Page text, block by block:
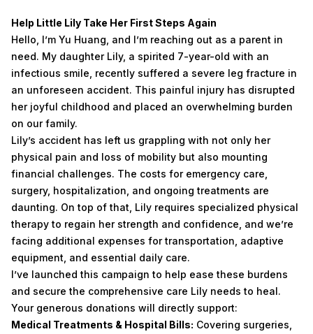
Help Little Lily Take Her First Steps Again
Hello, I’m Yu Huang, and I’m reaching out as a parent in
need. My daughter Lily, a spirited 7-year-old with an
infectious smile, recently suffered a severe leg fracture in
an unforeseen accident. This painful injury has disrupted
her joyful childhood and placed an overwhelming burden
on our family.
Lily’s accident has left us grappling with not only her
physical pain and loss of mobility but also mounting
financial challenges. The costs for emergency care,
surgery, hospitalization, and ongoing treatments are
daunting. On top of that, Lily requires specialized physical
therapy to regain her strength and confidence, and we’re
facing additional expenses for transportation, adaptive
equipment, and essential daily care.
I’ve launched this campaign to help ease these burdens
and secure the comprehensive care Lily needs to heal.
Your generous donations will directly support:
Medical Treatments & Hospital Bills: Covering surgeries,